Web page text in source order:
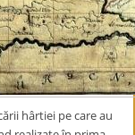
hârtiei pe care au